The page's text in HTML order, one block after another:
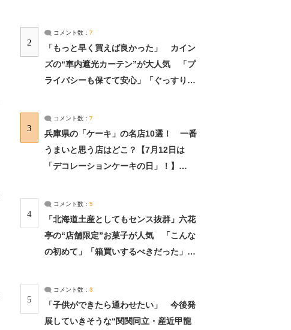
2
コメント数： 7
「もっと早く買えば良かった」 カイン
ズの“車内遮光カーテン”が大人気 「プ
ライバシーも保てて安心」「ぐっすり眠
3
コメント数： 7
兵庫県の「ケーキ」の名店10選！ 一番
うまいと思う店はどこ？【7月12日は
「デコレーションケーキの日」！】
4
コメント数： 5
「北海道土産としてもセンス抜群」六花
亭の“店舗限定”お菓子が人気 「こんな
の初めて」「箱買いするべきだった」
5
コメント数： 3
「子供ができたら通わせたい」 今後発
展していきそうな“関関同立・産近甲龍